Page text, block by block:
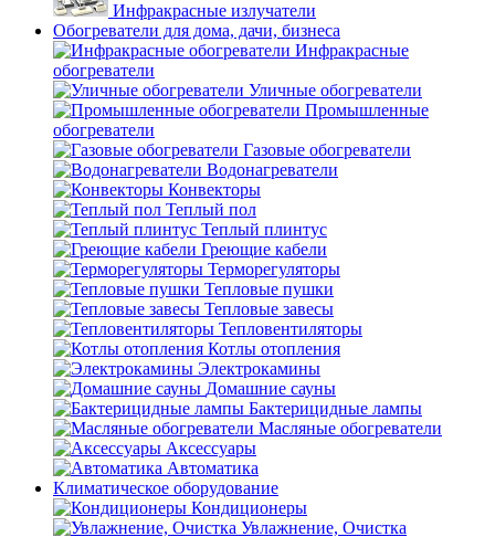
Инфракрасные излучатели
Обогреватели для дома, дачи, бизнеса
Инфракрасные
обогреватели
Уличные обогреватели
Промышленные
обогреватели
Газовые обогреватели
Водонагреватели
Конвекторы
Теплый пол
Теплый плинтус
Греющие кабели
Терморегуляторы
Тепловые пушки
Тепловые завесы
Тепловентиляторы
Котлы отопления
Электрокамины
Домашние сауны
Бактерицидные лампы
Масляные обогреватели
Аксессуары
Автоматика
Климатическое оборудование
Кондиционеры
Увлажнение, Очистка